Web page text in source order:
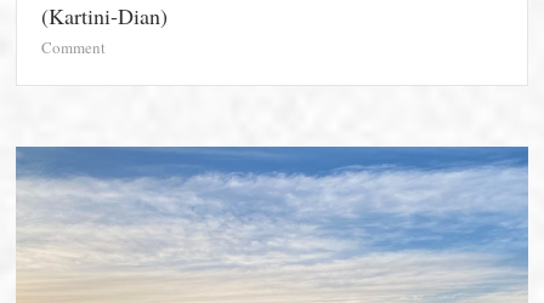
(Kartini-Dian)
Comment